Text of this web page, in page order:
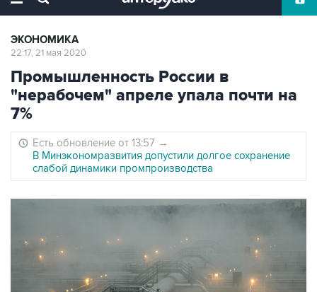
ЭКОНОМИКА
22:17, 21 мая 2020
Промышленность России в
"нерабочем" апреле упала почти на
7%
Есть обновление от 13:57 →
В Минэкономразвития допустили долгое сохранение
слабой динамики промпроизводства